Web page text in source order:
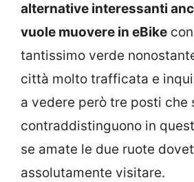
alternative interessanti
vuole muovere in eBike
tantissimo verde
città molto trafficata e
a vedere però tre posti che
contraddistinguono in
se amate le due ruote
assolutamente visitare.